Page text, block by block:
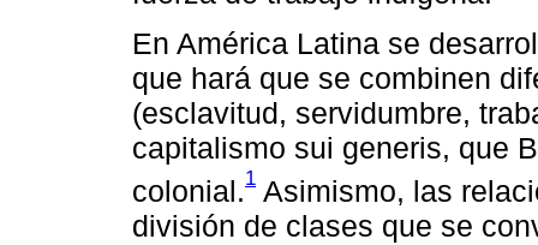
En América Latina se
que hará que se combinen
(esclavitud, servidumbre,
capitalismo sui generis, que
colonial.1 Asimismo, las
división de clases que se